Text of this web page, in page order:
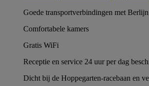
Goede transportverbindingen met
Comfortabele kamers
Gratis WiFi
Receptie en service 24 uur per dag
Dicht bij de Hoppegarten-racebaan en